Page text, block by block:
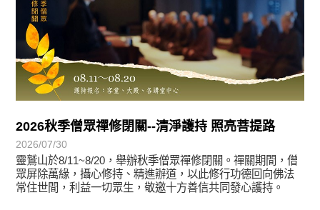
2026秋季僧眾禪修閉關--清淨護持 照亮菩提路
2026/07/30
靈鷲山於8/11~8/20，舉辦秋季僧眾禪修閉關。禪關期間，僧
眾屏除萬緣，攝心修持、精進辦道，以此修行功德回向佛法
常住世間，利益一切眾生，敬邀十方善信共同發心護持。